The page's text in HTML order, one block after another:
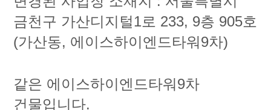
금천구 가산디지털1로 233, 9층 905호
(가산동, 에이스하이엔드타워9차)
같은 에이스하이엔드타워9차
건물입니다.